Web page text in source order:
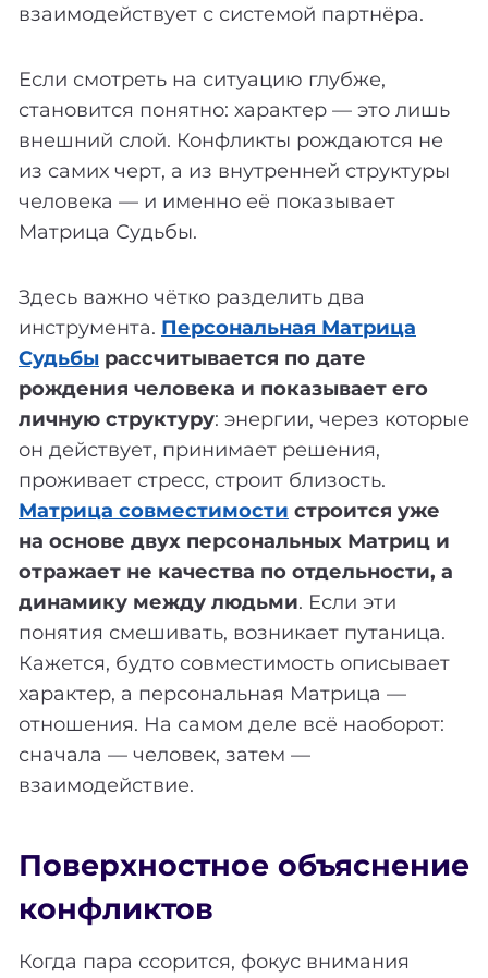
взаимодействует с системой партнёра.
Если смотреть на ситуацию глубже,
становится понятно: характер — это лишь
внешний слой. Конфликты рождаются не
из самих черт, а из внутренней структуры
человека — и именно её показывает
Матрица Судьбы.
Здесь важно чётко разделить два
инструмента. Персональная Матрица
Судьбы рассчитывается по дате
рождения человека и показывает его
личную структуру: энергии, через которые
он действует, принимает решения,
проживает стресс, строит близость.
Матрица совместимости строится уже
на основе двух персональных Матриц и
отражает не качества по отдельности, а
динамику между людьми. Если эти
понятия смешивать, возникает путаница.
Кажется, будто совместимость описывает
характер, а персональная Матрица —
отношения. На самом деле всё наоборот:
сначала — человек, затем —
взаимодействие.
Поверхностное объяснение
конфликтов
Когда пара ссорится, фокус внимания